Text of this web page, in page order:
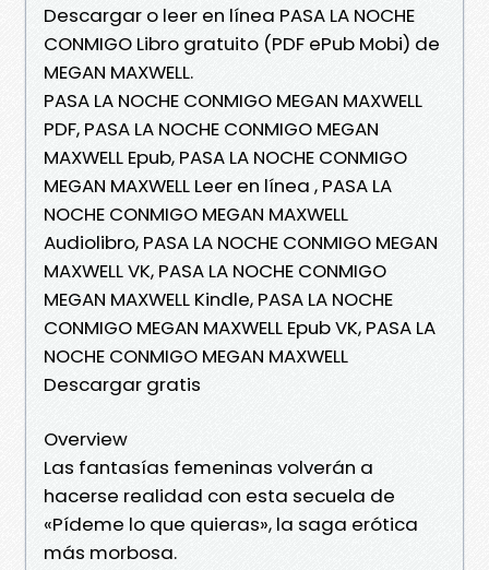
Descargar o leer en línea PASA LA NOCHE
CONMIGO Libro gratuito (PDF ePub Mobi) de
MEGAN MAXWELL.
PASA LA NOCHE CONMIGO MEGAN MAXWELL
PDF, PASA LA NOCHE CONMIGO MEGAN
MAXWELL Epub, PASA LA NOCHE CONMIGO
MEGAN MAXWELL Leer en línea , PASA LA
NOCHE CONMIGO MEGAN MAXWELL
Audiolibro, PASA LA NOCHE CONMIGO MEGAN
MAXWELL VK, PASA LA NOCHE CONMIGO
MEGAN MAXWELL Kindle, PASA LA NOCHE
CONMIGO MEGAN MAXWELL Epub VK, PASA LA
NOCHE CONMIGO MEGAN MAXWELL
Descargar gratis
Overview
Las fantasías femeninas volverán a
hacerse realidad con esta secuela de
«Pídeme lo que quieras», la saga erótica
más morbosa.